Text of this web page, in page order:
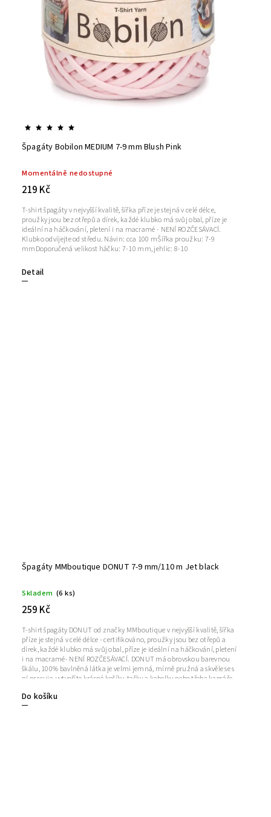
Špagáty Bobilon MEDIUM 7-9 mm Blush Pink
Momentálně nedostupné
219 Kč
Detail
T-shirt špagáty v nejvyšší kvalitě, šířka příze je stejná v celé délce,
proužky jsou bez otřepů a dírek, každé klubko má svůj obal, příze je
ideální na háčkování, pletení i na macramé - NENÍ ROZČESÁVACÍ.
Klubko odvíjejte od středu. Návin: cca 100 mŠířka proužku: 7-9
mmDoporučená velikost háčku: 7-10 mm, jehlic: 8-10
Špagáty MMboutique DONUT 7-9 mm/110 m Jet black
Skladem (6 ks)
259 Kč
Do košíku
T-shirt špagáty DONUT od značky MMboutique v nejvyšší kvalitě, šířka
příze je stejná v celé délce - certifikováno, proužky jsou bez otřepů a
dírek, každé klubko má svůj obal, příze je ideální na háčkování, pletení
i na macramé- NENÍ ROZČESÁVACÍ. DONUT má obrovskou barevnou
škálu, 100% bavlněná látka je velmi jemná, mírně pružná a skvěle se s
ní pracuje, vytvoříte krásné košíky, tašky a kabelky nebo třeba kapsáře
mmDoporučená velikost háčku/jehlic: 6-10